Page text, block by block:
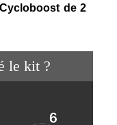
de 2
le kit ?